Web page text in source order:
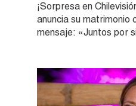
¡Sorpresa en
anuncia su matrimonio
mensaje: «Juntos por